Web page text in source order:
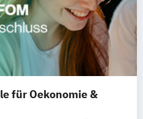
für Oekonomie &